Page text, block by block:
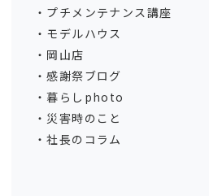
プチメンテナンス講座
モデルハウス
岡山店
感謝祭ブログ
暮らしphoto
災害時のこと
社長のコラム